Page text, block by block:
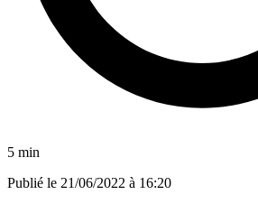
5 min
Publié le 21/06/2022 à 16:20